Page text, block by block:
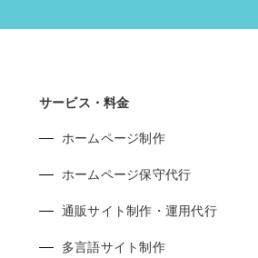
サービス・料金
ホームページ制作
ホームページ保守代行
通販サイト制作・運用代行
多言語サイト制作